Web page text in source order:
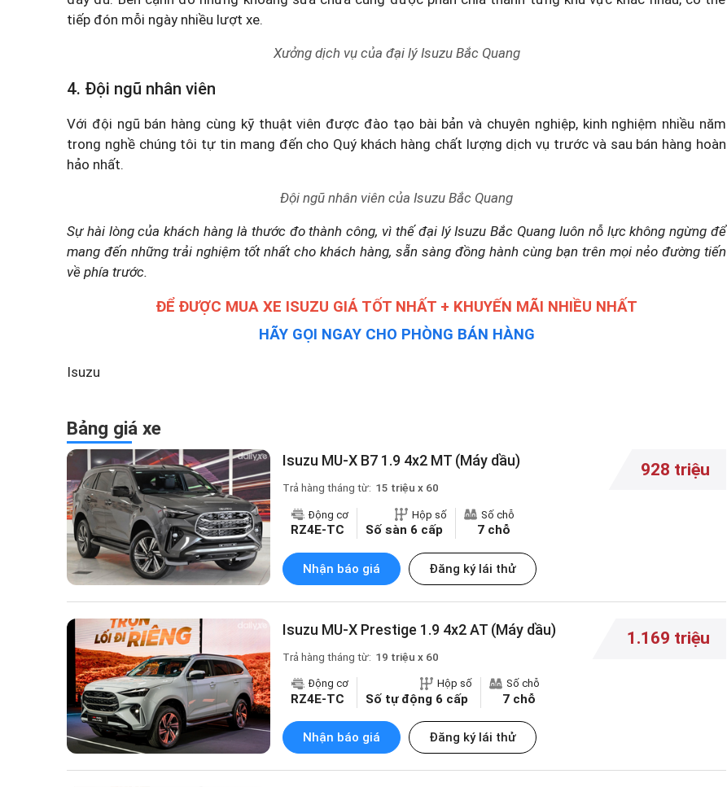
tiếp đón mỗi ngày nhiều lượt xe.
Xưởng dịch vụ của đại lý Isuzu Bắc Quang
4. Đội ngũ nhân viên
Với đội ngũ bán hàng cùng kỹ thuật viên được đào tạo bài bản và chuyên nghiệp, kinh nghiệm nhiều năm
trong nghề chúng tôi tự tin mang đến cho Quý khách hàng chất lượng dịch vụ trước và sau bán hàng hoàn
hảo nhất.
Đội ngũ nhân viên của Isuzu Bắc Quang
Sự hài lòng của khách hàng là thước đo thành công, vì thế đại lý Isuzu Bắc Quang luôn nỗ lực không ngừng để
mang đến những trải nghiệm tốt nhất cho khách hàng, sẵn sàng đồng hành cùng bạn trên mọi nẻo đường tiến
về phía trước.
ĐỂ ĐƯỢC MUA XE ISUZU GIÁ TỐT NHẤT + KHUYẾN MÃI NHIỀU NHẤT
HÃY GỌI NGAY CHO PHÒNG BÁN HÀNG
Isuzu
Bảng giá xe
Isuzu MU-X B7 1.9 4x2 MT (Máy dầu) 928 triệu
Trả hàng tháng từ: 15 triệu x 60
Động cơ
RZ4E-TC
Hộp số
Số sàn 6 cấp
Số chỗ
7 chỗ
Nhận báo giá Đăng ký lái thử
Isuzu MU-X Prestige 1.9 4x2 AT (Máy dầu) 1.169 triệu
Trả hàng tháng từ: 19 triệu x 60
Động cơ
RZ4E-TC
Hộp số
Số tự động 6 cấp
Số chỗ
7 chỗ
Nhận báo giá Đăng ký lái thử